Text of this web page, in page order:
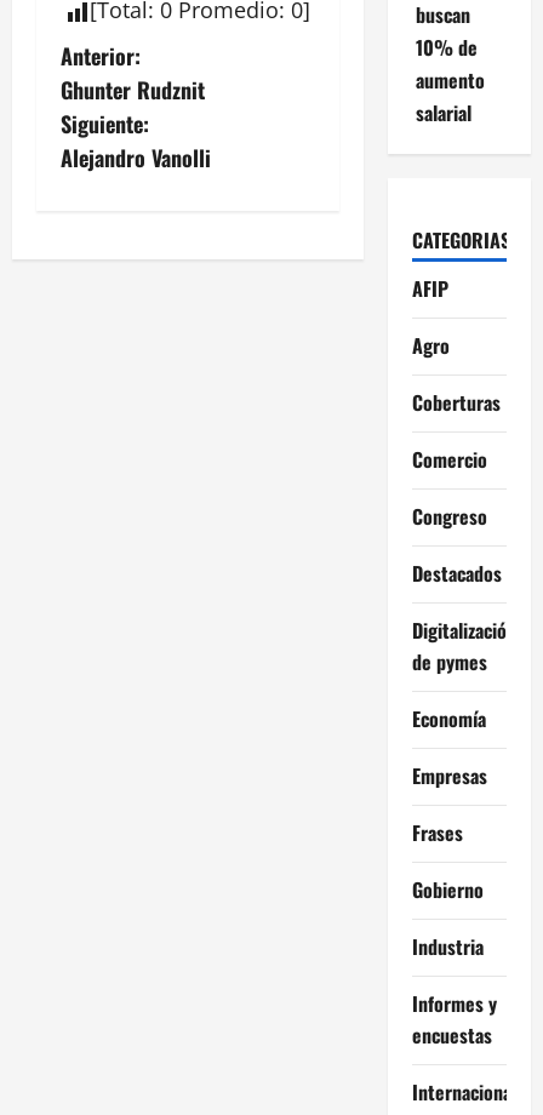
[Total: 0 Promedio: 0]
N
a
v
g
Anterior:
Ghunter Rudznit
Siguiente:
Alejandro Vanolli
buscan
10% de
aumento
salarial
CATEGORIAS
AFIP
Agro
Coberturas
Comercio
Congreso
Destacados
Digitalización
de pymes
Economía
Empresas
Frases
Gobierno
Industria
Informes y
encuestas
Internacional